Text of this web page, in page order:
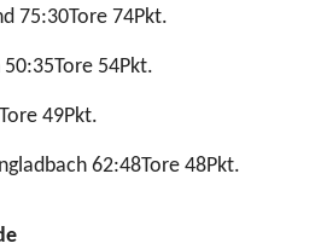
75:30Tore 74Pkt.
54Pkt.
49Pkt.
62:48Tore 48Pkt.